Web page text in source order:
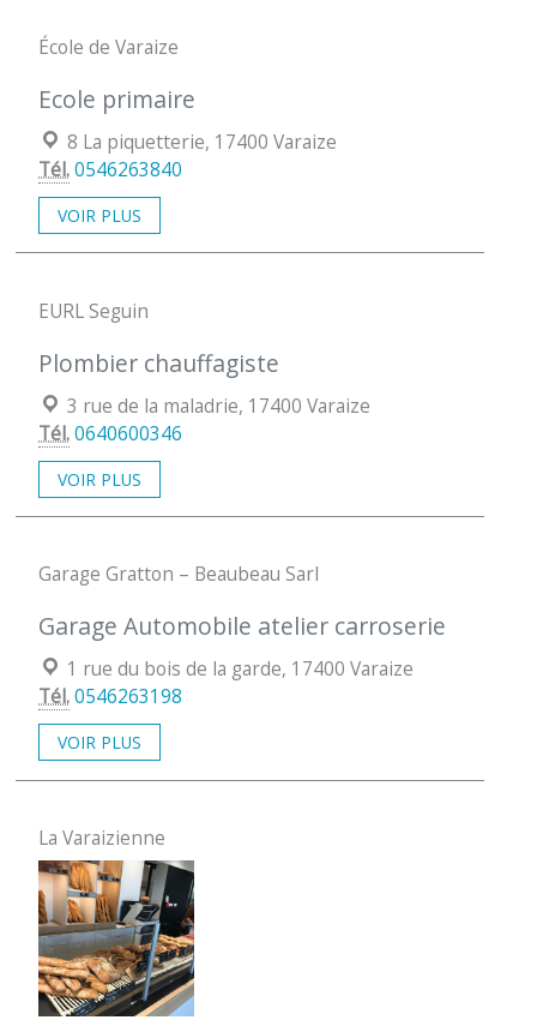
École de Varaize
Ecole primaire
Localisation :
8 La piquetterie, 17400 Varaize
Tél.0546263840
VOIR PLUS
EURL Seguin
Plombier chauffagiste
Localisation :
3 rue de la maladrie, 17400 Varaize
Tél.0640600346
VOIR PLUS
Garage Gratton – Beaubeau Sarl
Garage Automobile atelier carroserie
Localisation :
1 rue du bois de la garde, 17400 Varaize
Tél.0546263198
VOIR PLUS
La Varaizienne